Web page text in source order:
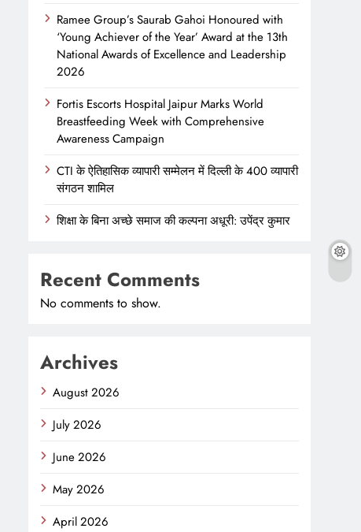
Ramee Group’s Saurab Gahoi Honoured with
‘Young Achiever of the Year’ Award at the 13th
National Awards of Excellence and Leadership
2026
Fortis Escorts Hospital Jaipur Marks World
Breastfeeding Week with Comprehensive
Awareness Campaign
CTI के ऐतिहासिक व्यापारी सम्मेलन में दिल्ली के 400 व्यापारी
संगठन शामिल
शिक्षा के बिना अच्छे समाज की कल्पना अधूरी: उपेंद्र कुमार
Recent Comments
No comments to show.
Archives
August 2026
July 2026
June 2026
May 2026
April 2026